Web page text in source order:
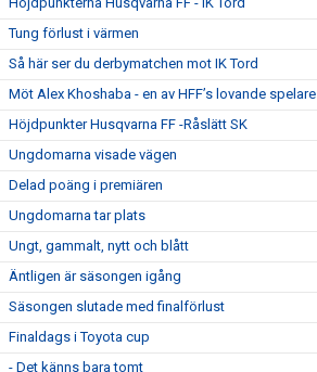
Tung förlust i värmen
Så här ser du derbymatchen mot IK Tord
Möt Alex Khoshaba - en av HFF’s lovande spelare
Höjdpunkter Husqvarna FF -Råslätt SK
Ungdomarna visade vägen
Delad poäng i premiären
Ungdomarna tar plats
Ungt, gammalt, nytt och blått
Äntligen är säsongen igång
Säsongen slutade med finalförlust
Finaldags i Toyota cup
- Det känns bara tomt